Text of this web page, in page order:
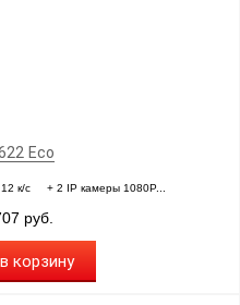
Eco
12 к/с + 2 IP камеры 1080P...
руб.
корзину